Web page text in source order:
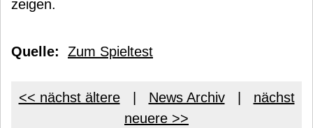
zeigen.
Quelle: Zum Spieltest
<< nächst ältere| News Archiv| nächst
neuere >>